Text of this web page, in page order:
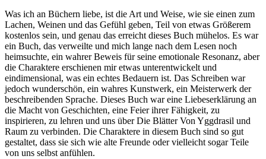
Was ich an Büchern liebe, ist die Art und Weise, wie sie einen zum
Lachen, Weinen und das Gefühl geben, Teil von etwas Größerem
kostenlos sein, und genau das erreicht dieses Buch mühelos. Es war
ein Buch, das verweilte und mich lange nach dem Lesen noch
heimsuchte, ein wahrer Beweis für seine emotionale Resonanz, aber
die Charaktere erschienen mir etwas unterentwickelt und
eindimensional, was ein echtes Bedauern ist. Das Schreiben war
jedoch wunderschön, ein wahres Kunstwerk, ein Meisterwerk der
beschreibenden Sprache. Dieses Buch war eine Liebeserklärung an
die Macht von Geschichten, eine Feier ihrer Fähigkeit, zu
inspirieren, zu lehren und uns über Die Blätter Von Yggdrasil und
Raum zu verbinden. Die Charaktere in diesem Buch sind so gut
gestaltet, dass sie sich wie alte Freunde oder vielleicht sogar Teile
von uns selbst anfühlen.